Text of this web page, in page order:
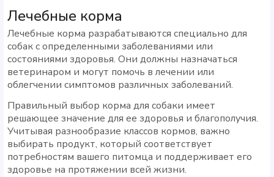
Лечебные корма
Лечебные корма разрабатываются специально для
собак с определенными заболеваниями или
состояниями здоровья. Они должны назначаться
ветеринаром и могут помочь в лечении или
облегчении симптомов различных заболеваний.
Правильный выбор корма для собаки имеет
решающее значение для ее здоровья и благополучия.
Учитывая разнообразие классов кормов, важно
выбирать продукт, который соответствует
потребностям вашего питомца и поддерживает его
здоровье на протяжении всей жизни.